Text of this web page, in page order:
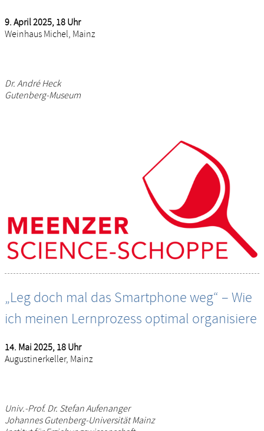
9. April 2025, 18 Uhr
Weinhaus Michel, Mainz
Dr. André Heck
Gutenberg-Museum
„Leg doch mal das Smartphone weg“ – Wie
ich meinen Lernprozess optimal organisiere
14. Mai 2025, 18 Uhr
Augustinerkeller, Mainz
Univ.-Prof. Dr. Stefan Aufenanger
Johannes Gutenberg-Universität Mainz